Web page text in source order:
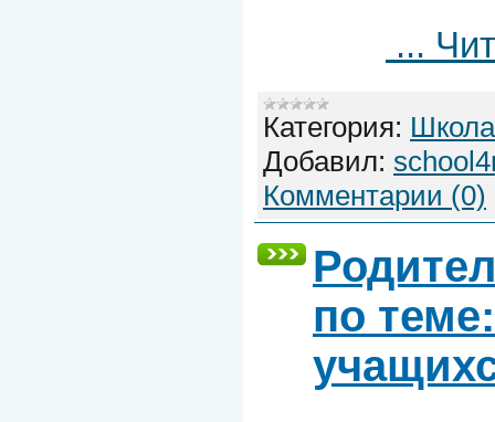
...
Категория: Школа
Добавил:
Комментарии (0)
по